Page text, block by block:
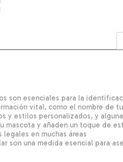
son esenciales para la
vital, como el nombre de
y estilos personalizados, y
mascota y añaden un toque de
en muchas áreas
son una medida esencial para